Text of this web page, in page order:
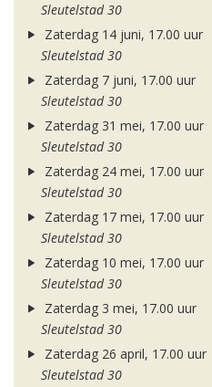
Sleutelstad 30
Zaterdag 14 juni, 17.00 uur
Sleutelstad 30
Zaterdag 7 juni, 17.00 uur
Sleutelstad 30
Zaterdag 31 mei, 17.00 uur
Sleutelstad 30
Zaterdag 24 mei, 17.00 uur
Sleutelstad 30
Zaterdag 17 mei, 17.00 uur
Sleutelstad 30
Zaterdag 10 mei, 17.00 uur
Sleutelstad 30
Zaterdag 3 mei, 17.00 uur
Sleutelstad 30
Zaterdag 26 april, 17.00 uur
Sleutelstad 30